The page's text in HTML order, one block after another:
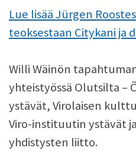
Lue lisää Jürgen
teoksestaan Citykani ja
Willi Wäinön
yhteistyössä Olutsilta –
ystävät, Virolaisen
Viro-instituutin ystävät
yhdistysten liitto.